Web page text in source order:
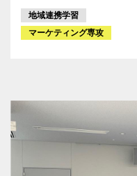
地域連携学習
マーケティング専攻